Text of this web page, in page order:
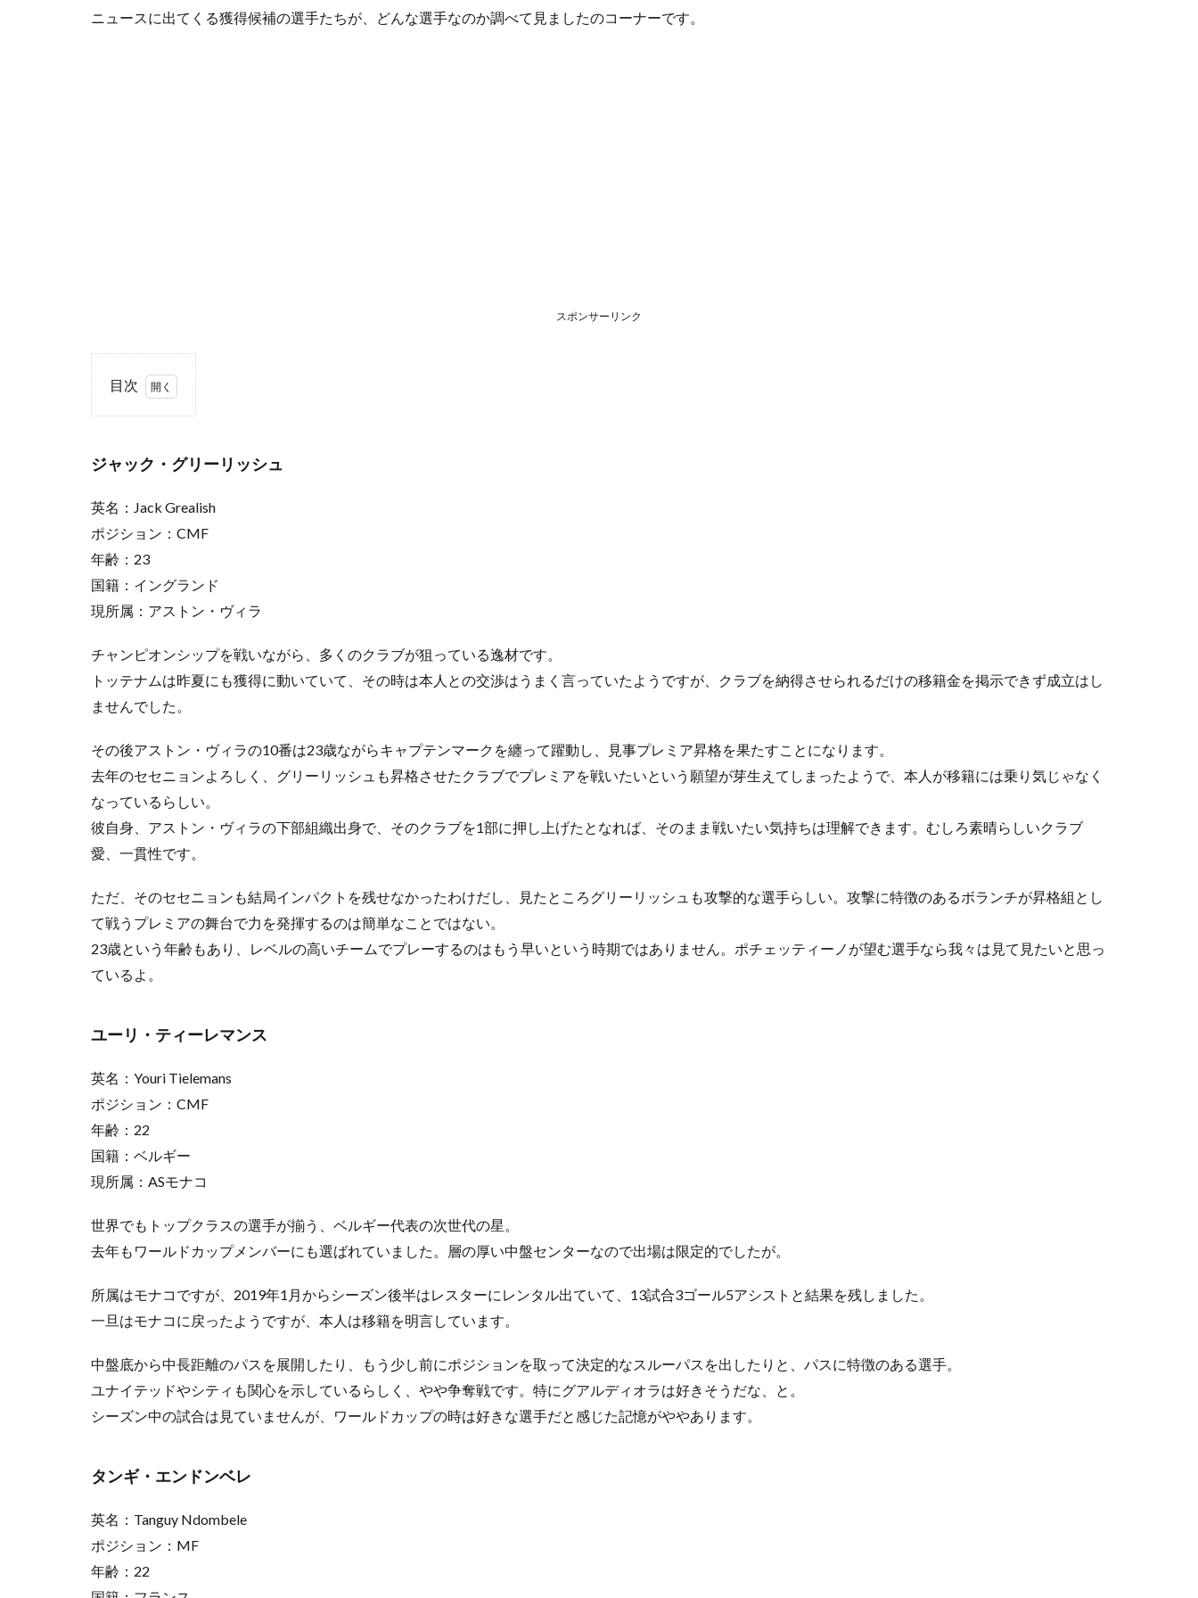
ニュースに出てくる獲得候補の選手たちが、どんな選手なのか調べて見ましたのコーナーです。
スポンサーリンク
目次
ク・
ーリ
ッシ
ュ
ユー
リ・
ーレ
ス
タン
ギ・
エン
ドン
ジャック・グリーリッシュ
英名：Jack Grealish
ポジション：CMF
年齢：23
国籍：イングランド
現所属：アストン・ヴィラ
チャンピオンシップを戦いながら、多くのクラブが狙っている逸材です。
トッテナムは昨夏にも獲得に動いていて、その時は本人との交渉はうまく言っていたようですが、クラブを納得させられるだけの移籍金を掲示できず成立はし
ませんでした。
その後アストン・ヴィラの10番は23歳ながらキャプテンマークを纏って躍動し、見事プレミア昇格を果たすことになります。
去年のセセニョンよろしく、グリーリッシュも昇格させたクラブでプレミアを戦いたいという願望が芽生えてしまったようで、本人が移籍には乗り気じゃなく
なっているらしい。
彼自身、アストン・ヴィラの下部組織出身で、そのクラブを1部に押し上げたとなれば、そのまま戦いたい気持ちは理解できます。むしろ素晴らしいクラブ
愛、一貫性です。
ただ、そのセセニョンも結局インパクトを残せなかったわけだし、見たところグリーリッシュも攻撃的な選手らしい。攻撃に特徴のあるボランチが昇格組とし
て戦うプレミアの舞台で力を発揮するのは簡単なことではない。
23歳という年齢もあり、レベルの高いチームでプレーするのはもう早いという時期ではありません。ポチェッティーノが望む選手なら我々は見て見たいと思っ
ているよ。
ユーリ・ティーレマンス
英名：Youri Tielemans
ポジション：CMF
年齢：22
国籍：ベルギー
現所属：ASモナコ
世界でもトップクラスの選手が揃う、ベルギー代表の次世代の星。
去年もワールドカップメンバーにも選ばれていました。層の厚い中盤センターなので出場は限定的でしたが。
所属はモナコですが、2019年1月からシーズン後半はレスターにレンタル出ていて、13試合3ゴール5アシストと結果を残しました。
一旦はモナコに戻ったようですが、本人は移籍を明言しています。
中盤底から中長距離のパスを展開したり、もう少し前にポジションを取って決定的なスルーパスを出したりと、パスに特徴のある選手。
ユナイテッドやシティも関心を示しているらしく、やや争奪戦です。特にグアルディオラは好きそうだな、と。
シーズン中の試合は見ていませんが、ワールドカップの時は好きな選手だと感じた記憶がややあります。
タンギ・エンドンベレ
英名：Tanguy Ndombele
ポジション：MF
年齢：22